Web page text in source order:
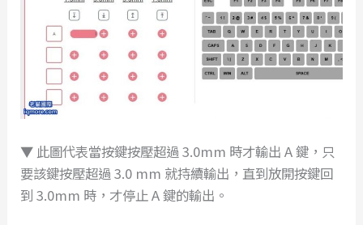
▼ 此圖代表當按鍵按壓超過 3.0mm 時才輸出 A 鍵，只
要該鍵按壓超過 3.0 mm 就持續輸出，直到放開按鍵回
到 3.0mm 時，才停止 A 鍵的輸出。